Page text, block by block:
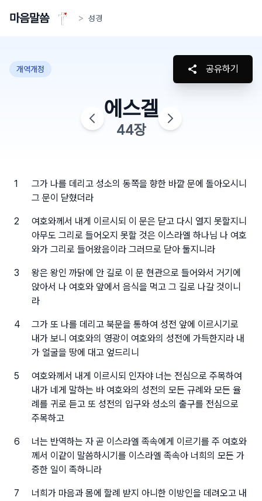
마음말씀 > 성경
개역개정 공유하기
에스겔
44장
1
그가 나를 데리고 성소의 동쪽을 향한 바깥 문에 돌아오시니
그 문이 닫혔더라
2
여호와께서 내게 이르시되 이 문은 닫고 다시 열지 못할지니
아무도 그리로 들어오지 못할 것은 이스라엘 하나님 나 여호
와가 그리로 들어왔음이라 그러므로 닫아 둘지니라
3
왕은 왕인 까닭에 안 길로 이 문 현관으로 들어와서 거기에
앉아서 나 여호와 앞에서 음식을 먹고 그 길로 나갈 것이니
라
4
그가 또 나를 데리고 북문을 통하여 성전 앞에 이르시기로
내가 보니 여호와의 영광이 여호와의 성전에 가득한지라 내
가 얼굴을 땅에 대고 엎드리니
5
여호와께서 내게 이르시되 인자야 너는 전심으로 주목하여
내가 네게 말하는 바 여호와의 성전의 모든 규례와 모든 율
례를 귀로 듣고 또 성전의 입구와 성소의 출구를 전심으로
주목하고
6
너는 반역하는 자 곧 이스라엘 족속에게 이르기를 주 여호와
께서 이같이 말씀하시기를 이스라엘 족속아 너희의 모든 가
증한 일이 족하니라
7
너희가 마음과 몸에 할례 받지 아니한 이방인을 데려오고 내